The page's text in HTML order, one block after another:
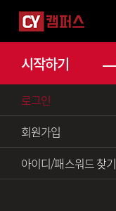
시작하기
로그인
회원가입
아이디/패스워드 찾기